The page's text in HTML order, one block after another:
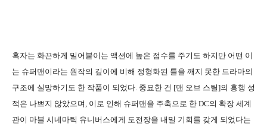
혹자는 화끈하게 밀어붙이는 액션에 높은 점수를 주기도 하지만 어떤 이
는 슈퍼맨이라는 원작의 깊이에 비해 정형화된 틀을 깨지 못한 드라마의
구조에 실망하기도 한 작품이 되었다. 중요한 건 [맨 오브 스틸]의 흥행 성
적은 나쁘지 않았으며, 이로 인해 슈퍼맨을 주축으로 한 DC의 확장 세계
관이 마블 시네마틱 유니버스에게 도전장을 내밀 기회를 갖게 되었다는